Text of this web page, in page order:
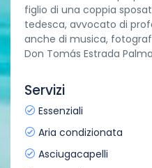
figlio di una coppia
tedesca, avvocato di
anche di musica,
Don Tomás Estrada
Servizi
Essenziali
Aria condizionata
Asciugacapelli